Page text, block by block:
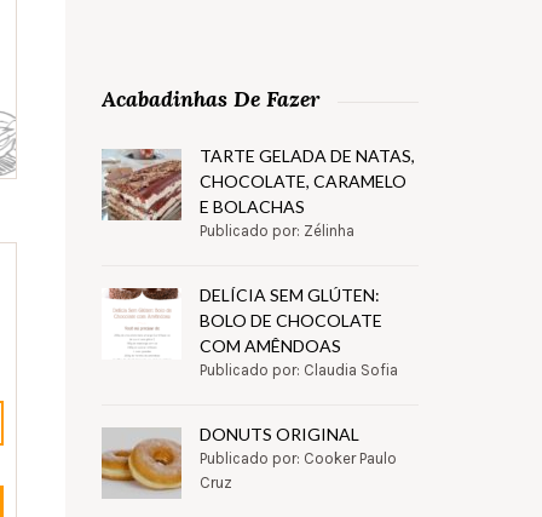
Acabadinhas De Fazer
TARTE GELADA DE NATAS,
CHOCOLATE, CARAMELO
E BOLACHAS
Publicado por: Zélinha
DELÍCIA SEM GLÚTEN:
BOLO DE CHOCOLATE
COM AMÊNDOAS
Publicado por: Claudia Sofia
DONUTS ORIGINAL
Publicado por: Cooker Paulo
Cruz